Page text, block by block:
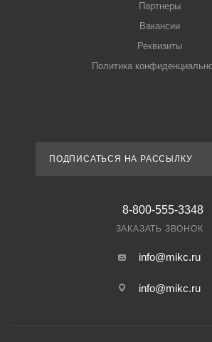
Партнеры
Вакансии
Реквизиты
Политика
ПОДПИСАТЬСЯ НА РАССЫЛКУ
8-800-555-3348
ЗАКАЗАТЬ ЗВОНОК
info@mikc.ru
info@mikc.ru